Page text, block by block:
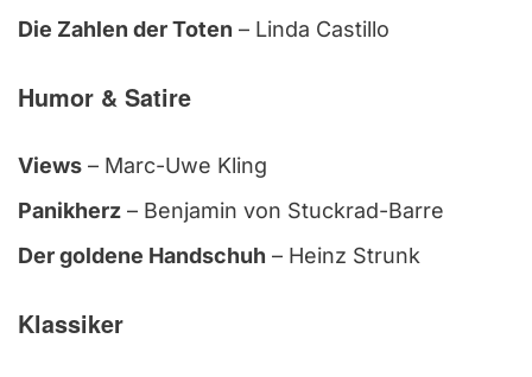
Die Zahlen der Toten – Linda Castillo
Humor & Satire
Views – Marc-Uwe Kling
Panikherz – Benjamin von Stuckrad-Barre
Der goldene Handschuh – Heinz Strunk
Klassiker